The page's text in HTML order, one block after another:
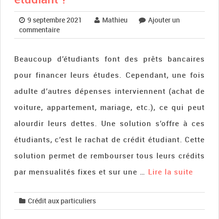
9 septembre 2021 Mathieu
Ajouter un
commentaire
Beaucoup d’étudiants font des prêts bancaires
pour financer leurs études. Cependant, une fois
adulte d’autres dépenses interviennent (achat de
voiture, appartement, mariage, etc.), ce qui peut
alourdir leurs dettes. Une solution s’offre à ces
étudiants, c’est le rachat de crédit étudiant. Cette
solution permet de rembourser tous leurs crédits
par mensualités fixes et sur une … Lire la suite­­
Crédit aux particuliers